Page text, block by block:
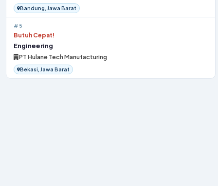
Bandung, Jawa Barat
#5
Butuh Cepat!
Engineering
PT Hulane Tech Manufacturing
Bekasi, Jawa Barat